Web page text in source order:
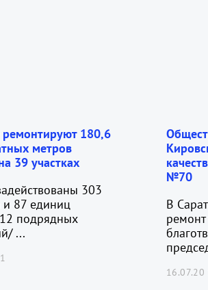
ремонтируют 180,6
метров
39 участках
303
и 87 единиц
подрядных
...
№70
В